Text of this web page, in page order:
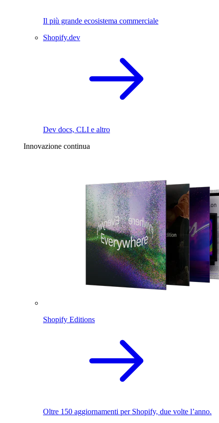
Il più grande ecosistema commerciale
Shopify.dev
Dev docs, CLI e altro
Innovazione continua
Shopify Editions
Oltre 150 aggiornamenti per Shopify, due volte l’anno.